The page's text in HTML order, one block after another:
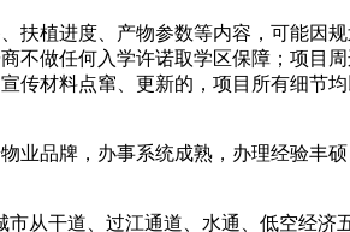
植进度、产物参数等内容，可能因
不做任何入学许诺取学区保障；项目
传材料点窜、更新的，项目所有细节
品牌，办事系统成熟，办理经验丰硕
干道、过江通道、水通、低空经济